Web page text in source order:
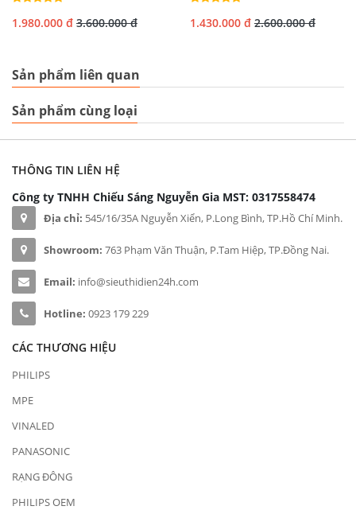
1.980.000 đ 3.600.000 đ 1.430.000 đ 2.600.000 đ
Sản phẩm liên quan
Sản phẩm cùng loại
THÔNG TIN LIÊN HỆ
Công ty TNHH Chiếu Sáng Nguyễn Gia MST: 0317558474
Địa chỉ: 545/16/35A Nguyễn Xiển, P.Long Bình, TP.Hồ Chí Minh.
Showroom: 763 Phạm Văn Thuận, P.Tam Hiệp, TP.Đồng Nai.
Email: info@sieuthidien24h.com
Hotline: 0923 179 229
CÁC THƯƠNG HIỆU
PHILIPS
MPE
VINALED
PANASONIC
RẠNG ĐÔNG
PHILIPS OEM